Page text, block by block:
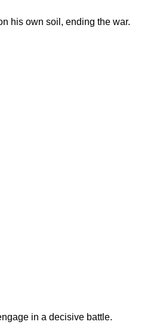
his own soil, ending the war.
in a decisive battle.